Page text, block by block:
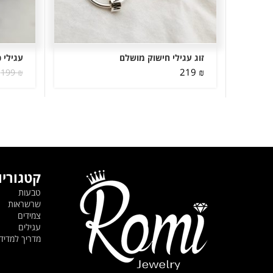
זוג עגילי חישוק מושלם
219 ₪
199₪
טבעות
שרשראות
צמידים
עגילים
מדריך